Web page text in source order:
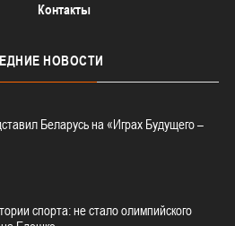
Контакты
НОВОСТИ
Беларусь на «Играх Будущего –
спорта: не стало олимпийского